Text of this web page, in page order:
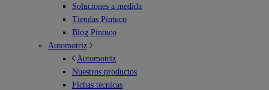
Soluciones a medida
Tiendas Pintuco
Blog Pintuco
Automotriz
Automotriz
Nuestros productos
Fichas técnicas